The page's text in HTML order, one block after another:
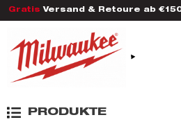
Gratis Versand & Retoure ab
PRODUKTE